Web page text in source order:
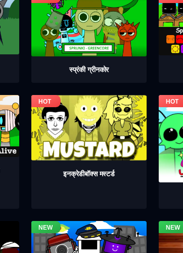
स्प्रंकी ग्रीनकोर
इनक्रेडीबॉक्स मस्टर्ड